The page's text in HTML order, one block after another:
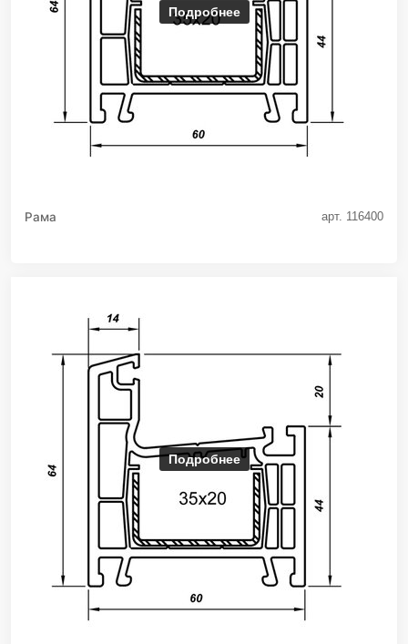
Подробнее
Рама арт. 116400
Подробнее